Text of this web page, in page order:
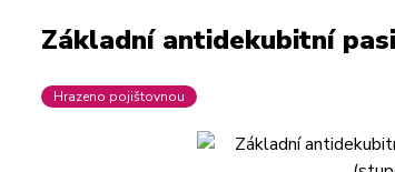
Základní antidekubitní
Hrazeno pojištovnou